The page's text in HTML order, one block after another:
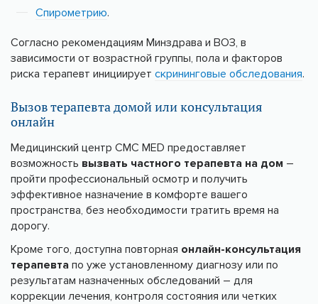
Спирометрию.
Согласно рекомендациям Минздрава и ВОЗ, в
зависимости от возрастной группы, пола и факторов
риска терапевт инициирует скрининговые обследования.
Вызов терапевта домой или консультация
онлайн
Медицинский центр CMC MED предоставляет
возможность вызвать частного терапевта на дом –
пройти профессиональный осмотр и получить
эффективное назначение в комфорте вашего
пространства, без необходимости тратить время на
дорогу.
Кроме того, доступна повторная онлайн-консультация
терапевта по уже установленному диагнозу или по
результатам назначенных обследований – для
коррекции лечения, контроля состояния или четких